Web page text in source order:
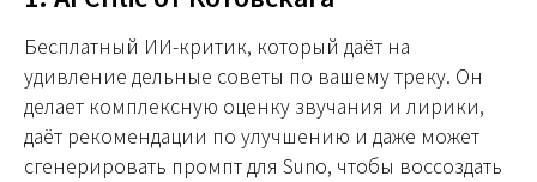
Бесплатный ИИ-критик, который даёт на
удивление дельные советы по вашему треку. Он
делает комплексную оценку звучания и лирики,
даёт рекомендации по улучшению и даже может
сгенерировать промпт для Suno, чтобы воссоздать